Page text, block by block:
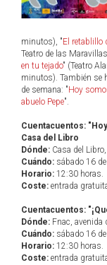
minutos), "El retablillo
Teatro de las
en tu tejado" (Teatro
minutos). También se
de semana: "Hoy
abuelo Pepe".
Cuentacuentos:
Casa del Libro
Dónde: Casa del
Cuándo: sábado 16
Horario: 12:30 horas.
Coste: entrada
Cuentacuentos:
Dónde: Fnac, avenida
Cuándo: sábado 16
Horario: 12:30 horas.
Coste: entrada